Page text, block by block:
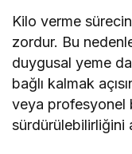
Kilo verme
zordur. Bu
duygusal yeme
bağlı kalmak
veya profesyonel
sürdürülebilirliğini